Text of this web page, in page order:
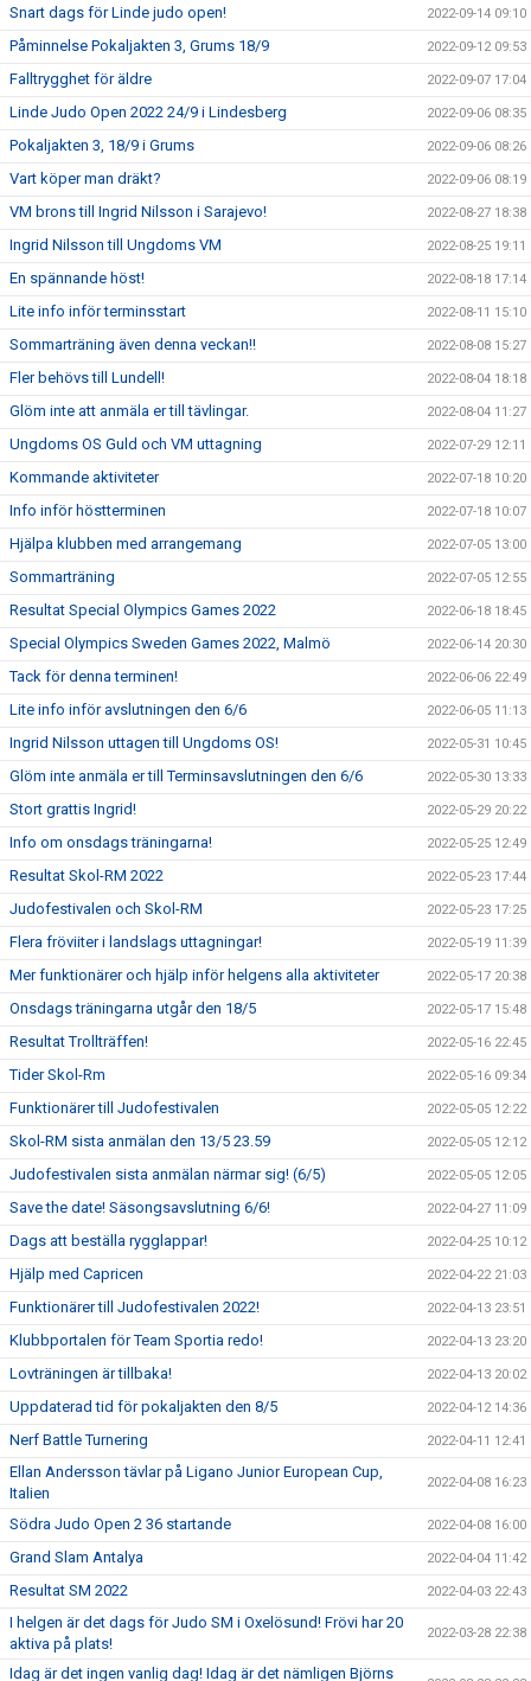
Snart dags för Linde judo open! 2022-09-14 09:10
Påminnelse Pokaljakten 3, Grums 18/9 2022-09-12 09:53
Falltrygghet för äldre 2022-09-07 17:04
Linde Judo Open 2022 24/9 i Lindesberg 2022-09-06 08:35
Pokaljakten 3, 18/9 i Grums 2022-09-06 08:26
Vart köper man dräkt? 2022-09-06 08:19
VM brons till Ingrid Nilsson i Sarajevo! 2022-08-27 18:38
Ingrid Nilsson till Ungdoms VM 2022-08-25 19:11
En spännande höst! 2022-08-18 17:14
Lite info inför terminsstart 2022-08-11 15:10
Sommarträning även denna veckan!! 2022-08-08 15:27
Fler behövs till Lundell! 2022-08-04 18:18
Glöm inte att anmäla er till tävlingar. 2022-08-04 11:27
Ungdoms OS Guld och VM uttagning 2022-07-29 12:11
Kommande aktiviteter 2022-07-18 10:20
Info inför höstterminen 2022-07-18 10:07
Hjälpa klubben med arrangemang 2022-07-05 13:00
Sommarträning 2022-07-05 12:55
Resultat Special Olympics Games 2022 2022-06-18 18:45
Special Olympics Sweden Games 2022, Malmö 2022-06-14 20:30
Tack för denna terminen! 2022-06-06 22:49
Lite info inför avslutningen den 6/6 2022-06-05 11:13
Ingrid Nilsson uttagen till Ungdoms OS! 2022-05-31 10:45
Glöm inte anmäla er till Terminsavslutningen den 6/6 2022-05-30 13:33
Stort grattis Ingrid! 2022-05-29 20:22
Info om onsdags träningarna! 2022-05-25 12:49
Resultat Skol-RM 2022 2022-05-23 17:44
Judofestivalen och Skol-RM 2022-05-23 17:25
Flera fröviiter i landslags uttagningar! 2022-05-19 11:39
Mer funktionärer och hjälp inför helgens alla aktiviteter 2022-05-17 20:38
Onsdags träningarna utgår den 18/5 2022-05-17 15:48
Resultat Trollträffen! 2022-05-16 22:45
Tider Skol-Rm 2022-05-16 09:34
Funktionärer till Judofestivalen 2022-05-05 12:22
Skol-RM sista anmälan den 13/5 23.59 2022-05-05 12:12
Judofestivalen sista anmälan närmar sig! (6/5) 2022-05-05 12:05
Save the date! Säsongsavslutning 6/6! 2022-04-27 11:09
Dags att beställa rygglappar! 2022-04-25 10:12
Hjälp med Capricen 2022-04-22 21:03
Funktionärer till Judofestivalen 2022! 2022-04-13 23:51
Klubbportalen för Team Sportia redo! 2022-04-13 23:20
Lovträningen är tillbaka! 2022-04-13 20:02
Uppdaterad tid för pokaljakten den 8/5 2022-04-12 14:36
Nerf Battle Turnering 2022-04-11 12:41
Ellan Andersson tävlar på Ligano Junior European Cup,
Italien
2022-04-08 16:23
Södra Judo Open 2 36 startande 2022-04-08 16:00
Grand Slam Antalya 2022-04-04 11:42
Resultat SM 2022 2022-04-03 22:43
I helgen är det dags för Judo SM i Oxelösund! Frövi har 20
aktiva på plats!
2022-03-28 22:38
Idag är det ingen vanlig dag! Idag är det nämligen Björns